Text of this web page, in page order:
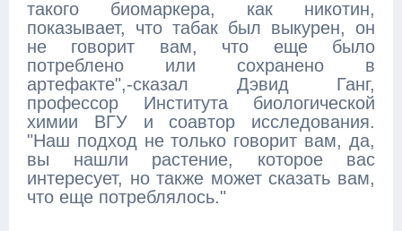
такого биомаркера, как никотин,
показывает, что табак был выкурен, он
не говорит вам, что еще было
потреблено или сохранено в
артефакте",-сказал Дэвид Ганг,
профессор Института биологической
химии ВГУ и соавтор исследования.
"Наш подход не только говорит вам, да,
вы нашли растение, которое вас
интересует, но также может сказать вам,
что еще потреблялось."